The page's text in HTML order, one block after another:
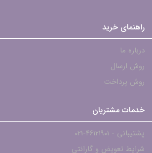
راهنمای خرید
درباره ما
روش ارسال
روش پرداخت
خدمات مشتریان
پشتیبانی - ۴۶۱۲۱۹۰۱-021
شرایط تعویض و گارانتی